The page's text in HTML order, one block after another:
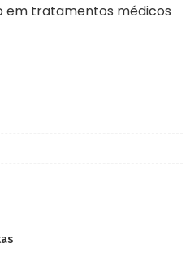
em tratamentos médicos